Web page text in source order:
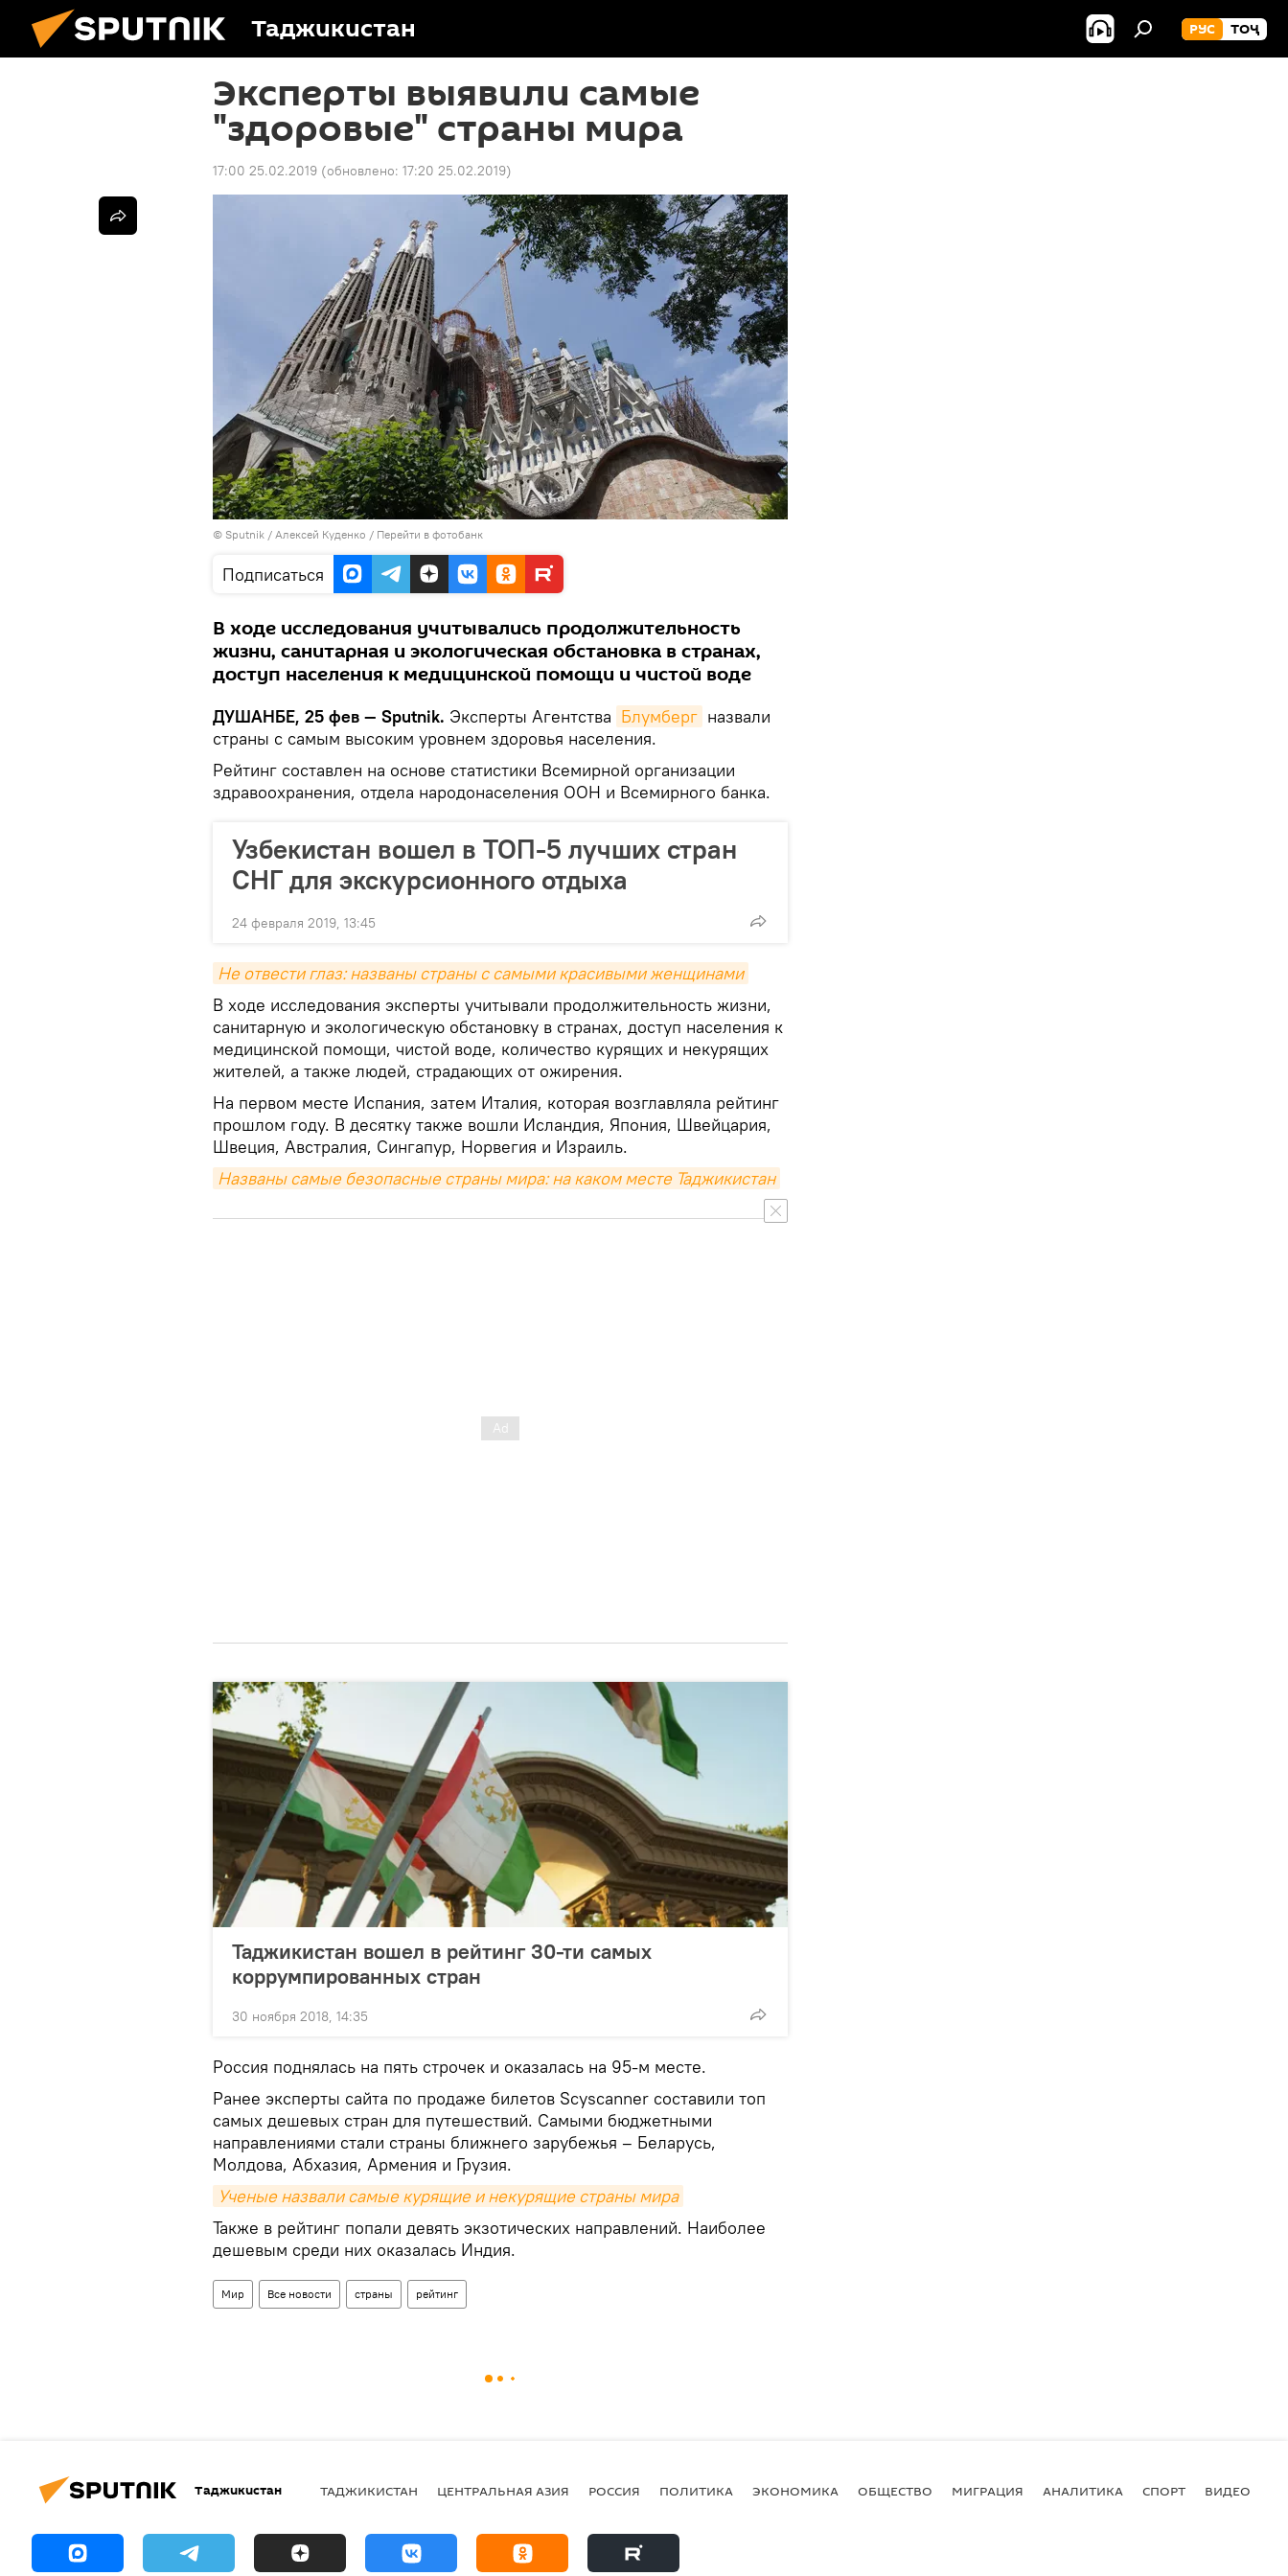
Таджикистан РУС ТОҶ
Эксперты выявили самые
"здоровые" страны мира
17:00 25.02.2019 (обновлено: 17:20 25.02.2019)
© Sputnik / Алексей Куденко / Перейти в фотобанк
Подписаться
В ходе исследования учитывались продолжительность
жизни, санитарная и экологическая обстановка в странах,
доступ населения к медицинской помощи и чистой воде
ДУШАНБЕ, 25 фев — Sputnik. Эксперты Агентства Блумберг назвали
страны с самым высоким уровнем здоровья населения.
Рейтинг составлен на основе статистики Всемирной организации
здравоохранения, отдела народонаселения ООН и Всемирного банка.
Узбекистан вошел в ТОП-5 лучших стран
СНГ для экскурсионного отдыха
24 февраля 2019, 13:45
Не отвести глаз: названы страны с самыми красивыми женщинами
В ходе исследования эксперты учитывали продолжительность жизни,
санитарную и экологическую обстановку в странах, доступ населения к
медицинской помощи, чистой воде, количество курящих и некурящих
жителей, а также людей, страдающих от ожирения.
На первом месте Испания, затем Италия, которая возглавляла рейтинг
прошлом году. В десятку также вошли Исландия, Япония, Швейцария,
Швеция, Австралия, Сингапур, Норвегия и Израиль.
Названы самые безопасные страны мира: на каком месте Таджикистан
Таджикистан вошел в рейтинг 30-ти самых
коррумпированных стран
30 ноября 2018, 14:35
Россия поднялась на пять строчек и оказалась на 95-м месте.
Ранее эксперты сайта по продаже билетов Scyscanner составили топ
самых дешевых стран для путешествий. Самыми бюджетными
направлениями стали страны ближнего зарубежья – Беларусь,
Молдова, Абхазия, Армения и Грузия.
Ученые назвали самые курящие и некурящие страны мира
Также в рейтинг попали девять экзотических направлений. Наиболее
дешевым среди них оказалась Индия.
Мир Все новости страны рейтинг
Таджикистан ТАДЖИКИСТАН ЦЕНТРАЛЬНАЯ АЗИЯ РОССИЯ ПОЛИТИКА ЭКОНОМИКА ОБЩЕСТВО МИГРАЦИЯ АНАЛИТИКА СПОРТ ВИДЕО